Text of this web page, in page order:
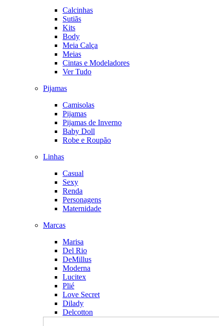
Calcinhas
Sutiãs
Kits
Body
Meia Calça
Meias
Cintas e Modeladores
Ver Tudo
Pijamas
Camisolas
Pijamas
Pijamas de Inverno
Baby Doll
Robe e Roupão
Linhas
Casual
Sexy
Renda
Personagens
Maternidade
Marcas
Marisa
Del Rio
DeMillus
Moderna
Lucitex
Plié
Love Secret
Dilady
Delcotton